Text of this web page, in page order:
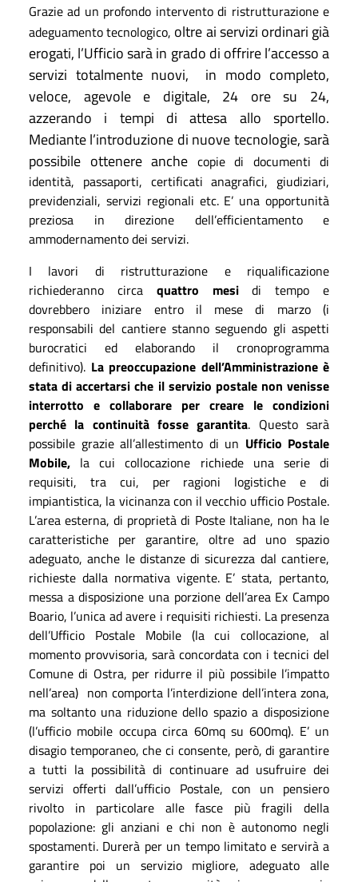
Grazie ad un profondo intervento di ristrutturazione e
adeguamento tecnologico, oltre ai servizi ordinari già
erogati, l’Ufficio sarà in grado di offrire l’accesso a
servizi totalmente nuovi,
in modo completo,
veloce, agevole e digitale, 24 ore su 24,
azzerando i tempi di attesa allo sportello.
Mediante l’introduzione di nuove tecnologie, sarà
possibile ottenere anche copie di documenti di
identità, passaporti, certificati anagrafici, giudiziari,
previdenziali, servizi regionali etc. E’ una opportunità
preziosa in direzione dell’efficientamento e
ammodernamento dei servizi.
I lavori di ristrutturazione e riqualificazione
richiederanno circa quattro mesidi tempo e
dovrebbero iniziare entro il mese di marzo (i
responsabili del cantiere stanno seguendo gli aspetti
burocratici ed elaborando il cronoprogramma
definitivo). La preoccupazione dell’Amministrazione è
stata di accertarsi che il servizio postale non venisse
interrotto e collaborare per creare le condizioni
perché la continuità fosse garantita. Questo sarà
possibile grazie all’allestimento di un Ufficio Postale
Mobile, la cui collocazione richiede una serie di
requisiti, tra cui, per ragioni logistiche e di
impiantistica, la vicinanza con il vecchio ufficio Postale.
L’area esterna, di proprietà di Poste Italiane, non ha le
caratteristiche per garantire, oltre ad uno spazio
adeguato, anche le distanze di sicurezza dal cantiere,
richieste dalla normativa vigente. E’ stata, pertanto,
messa a disposizione una porzione dell’area Ex Campo
Boario, l’unica ad avere i requisiti richiesti. La presenza
dell’Ufficio Postale Mobile (la cui collocazione, al
momento provvisoria, sarà concordata con i tecnici del
Comune di Ostra, per ridurre il più possibile l’impatto
nell’area) non comporta l’interdizione dell’intera zona,
ma soltanto una riduzione dello spazio a disposizione
(l’ufficio mobile occupa circa 60mq su 600mq). E’ un
disagio temporaneo, che ci consente, però, di garantire
a tutti la possibilità di continuare ad usufruire dei
servizi offerti dall’ufficio Postale, con un pensiero
rivolto in particolare alle fasce più fragili della
popolazione: gli anziani e chi non è autonomo negli
spostamenti. Durerà per un tempo limitato e servirà a
garantire poi un servizio migliore, adeguato alle